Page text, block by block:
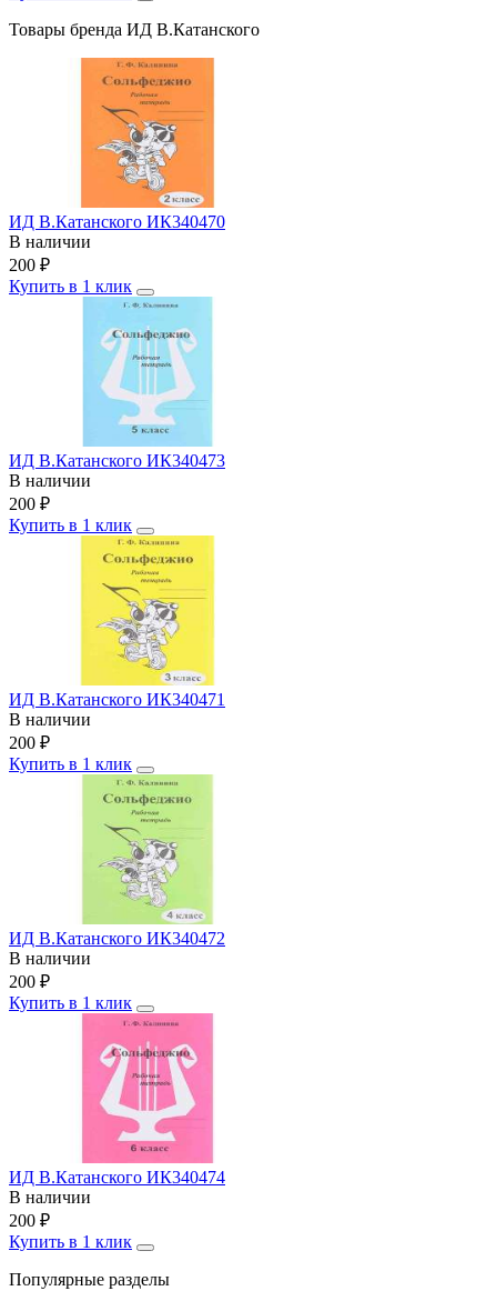
Товары бренда ИД В.Катанского
ИД В.Катанского ИК340470
В наличии
200 ₽
Купить в 1 клик
ИД В.Катанского ИК340473
В наличии
200 ₽
Купить в 1 клик
ИД В.Катанского ИК340471
В наличии
200 ₽
Купить в 1 клик
ИД В.Катанского ИК340472
В наличии
200 ₽
Купить в 1 клик
ИД В.Катанского ИК340474
В наличии
200 ₽
Купить в 1 клик
Популярные разделы